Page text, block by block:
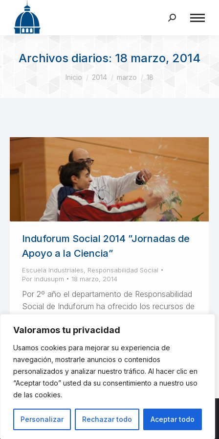
Valoramos tu privacidad
Usamos cookies para mejorar su experiencia de
navegación, mostrarle anuncios o contenidos
personalizados y analizar nuestro tráfico. Al hacer clic en
“Aceptar todo” usted da su consentimiento a nuestro uso
de las cookies.
Personalizar Rechazar todo Aceptar todo
Buscar:
Archivos diarios: 18 marzo, 2014
Estás aquí:
Inicio 2014 marzo 18
Induforum Social 2014 ”Jornadas de
Apoyo a la Ciencia”
Escuela Industriales, Responsabilidad Social
Por indusupm 18 marzo, 2014
Por 2º año el departamento de Responsabilidad
Social de Induforum ha ofrecido los recursos de
Universidad a adolescentes con necesidades de
apoyo académico.
© ETSII UPM - una web de believe